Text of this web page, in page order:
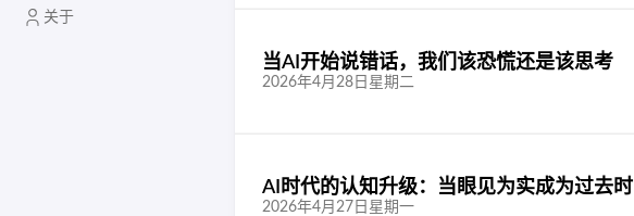
关于
当AI开始说错话，我们该恐慌还是该思考
2026年4月28日星期二
AI时代的认知升级：当眼见为实成为过去时
2026年4月27日星期一